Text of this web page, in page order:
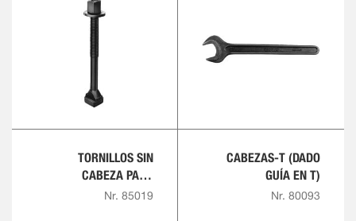
TORNILLOS SIN
CABEZA PARA
TUERCAS PARA
Nr. 85019
CABEZAS-T (DADO
GUÍA EN T)
Nr. 80093